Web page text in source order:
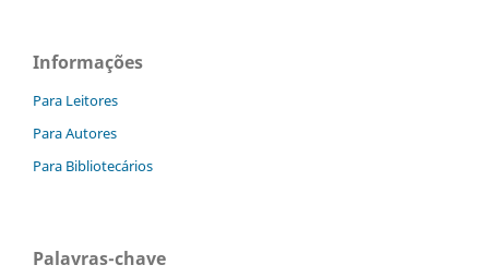
Informações
Para Leitores
Para Autores
Para Bibliotecários
Palavras-chave